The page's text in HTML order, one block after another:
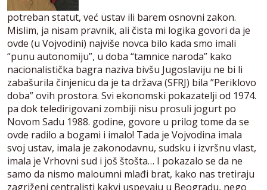
potreban statut, već ustav ili barem osnovni zakon.
Mislim, ja nisam pravnik, ali čista mi logika govori da je
ovde (u Vojvodini) najviše novca bilo kada smo imali
“punu autonomiju”, u doba “tamnice naroda” kako
nacionalistička bagra naziva bivšu Jugoslaviju ne bi li
zabašurila činjenicu da je ta država (SFRJ) bila ”Periklovo
doba” ovih prostora. Svi ekonomski pokazatelji od 1974.
pa dok teledirigovani zombiji nisu prosuli jogurt po
Novom Sadu 1988. godine, govore u prilog tome da se
ovde radilo a bogami i imalo! Tada je Vojvodina imala
svoj ustav, imala je zakonodavnu, sudsku i izvršnu vlast,
imala je Vrhovni sud i još štošta… I pokazalo se da ne
samo da nismo maloumni mlađi brat, kako nas tretiraju
zagriženi centralisti kakvi uspevaju u Beogradu, nego